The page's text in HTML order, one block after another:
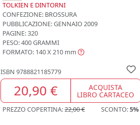
TOLKIEN E DINTORNI
CONFEZIONE: BROSSURA
PUBBLICAZIONE:GENNAIO 2009
PAGINE: 320
PESO: 400 GRAMMI
FORMATO: 140 X 210 mm
ISBN 9788821185779
20,90 € ACQUISTA
LIBRO CARTACEO
PREZZO COPERTINA:22,00 € SCONTO:5%